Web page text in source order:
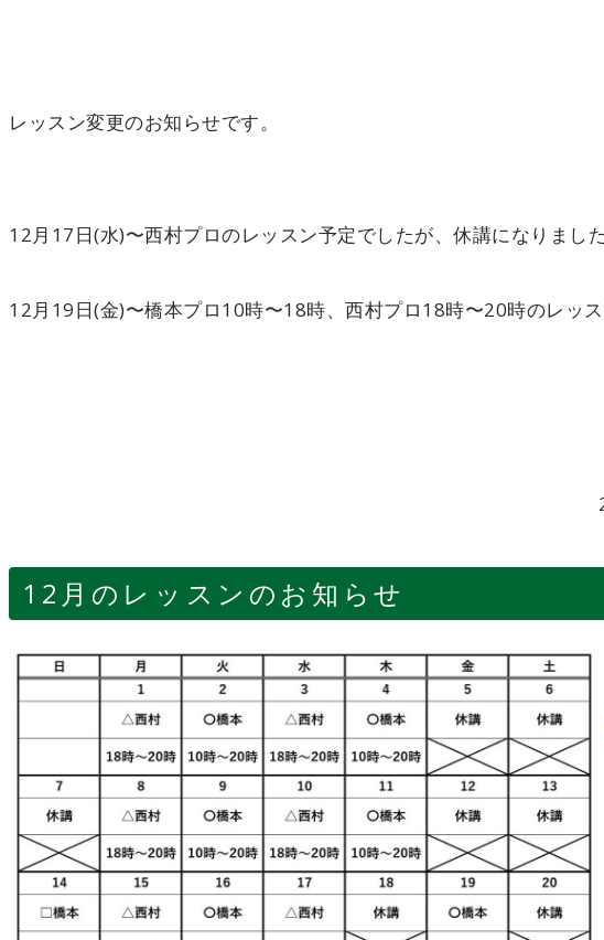
レッスン変更のお知らせです。
12月17日(水)〜西村プロのレッスン予定でしたが、休講になりました
12月19日(金)〜橋本プロ10時〜18時、西村プロ18時〜20時のレッス
12月のレッスンのお知らせ